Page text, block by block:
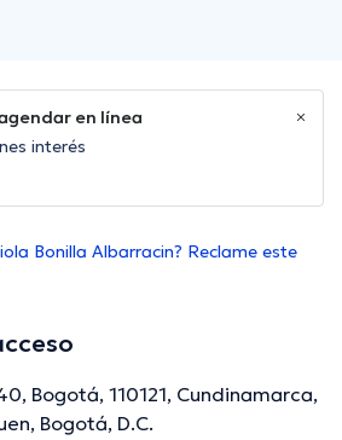
en línea
interés
Bonilla Albarracin? Reclame este
Bogotá, 110121, Cundinamarca,
Bogotá, D.C.